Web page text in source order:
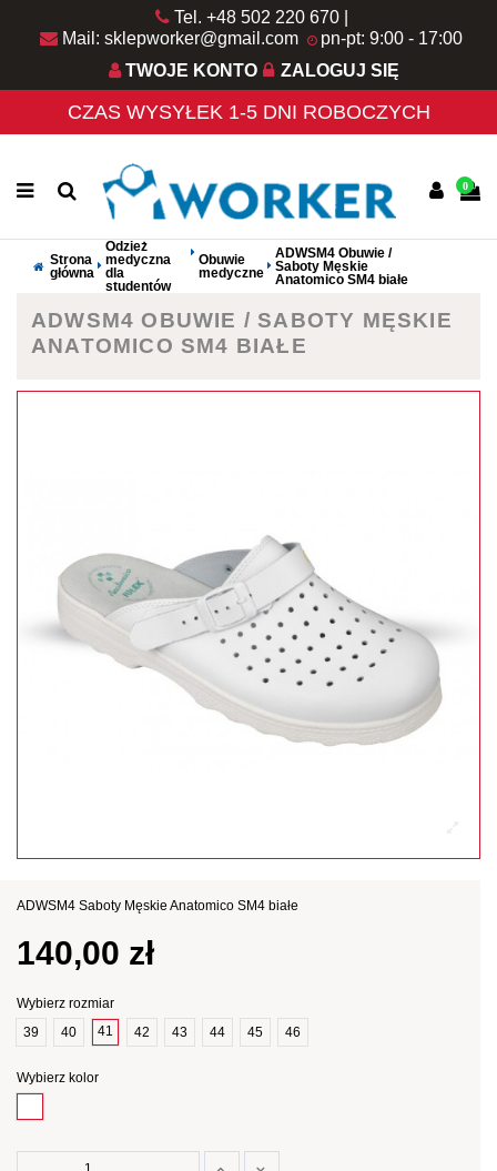
Tel. +48 502 220 670
Mail: sklepworker@gmail.com
pn-pt: 9:00 - 17:00
TWOJE KONTO
ZALOGUJ SIĘ
CZAS WYSYŁEK 1-5 DNI ROBOCZYCH
0
Strona
główna
Odzież
medyczna
dla
studentów
Obuwie
medyczne
ADWSM4 Obuwie /
Saboty Męskie
Anatomico SM4 białe
ADWSM4 OBUWIE / SABOTY MĘSKIE
ANATOMICO SM4 BIAŁE
ADWSM4 Saboty Męskie Anatomico SM4 białe
140,00 zł
Wybierz rozmiar
39
40 41 42 43 44 45 46
Wybierz kolor